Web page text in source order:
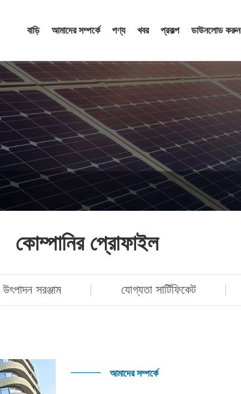
বাড়ি আমাদের সম্পর্কে পণ্য খবর প্রকল্প ডাউনলোড করুন
কোম্পানির প্রোফাইল
উৎপাদন সরঞ্জাম যোগ্যতা সার্টিফিকেট
আমাদের সম্পর্কে